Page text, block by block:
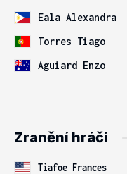
Eala Alexandra
Torres Tiago
Aguiard Enzo
Zranění hráči
Tiafoe Frances